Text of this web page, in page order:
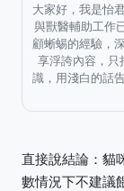
大家好，我是怡
與獸醫輔助工作
顧蜥蜴的經驗，
享浮誇內容，只
識，用淺白的話
直接說結論：貓
數情況下不建議